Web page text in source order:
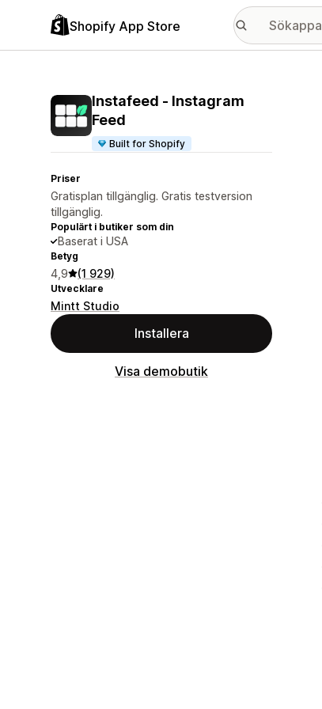
Shopify App Store
Instafeed ‑ Instagram
Feed
Built for Shopify
Priser
Gratisplan tillgänglig. Gratis testversion
tillgänglig.
Populärt i butiker som din
Baserat i USA
Betyg
4,9 (1 929)
Utvecklare
Mintt Studio
Installera
Visa demobutik